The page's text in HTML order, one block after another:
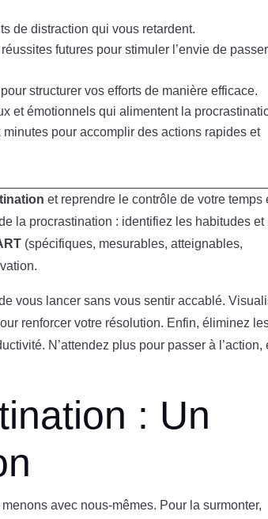
de distraction qui vous retardent.
futures pour stimuler l’envie de
structurer vos efforts de manière efficace.
et émotionnels qui alimentent la
pour accomplir des actions rapides et
et reprendre le contrôle de votre temps
la procrastination : identifiez les habitudes et
(spécifiques, mesurables, atteignables,
vous lancer sans vous sentir accablé.
renforcer votre résolution. Enfin, éliminez
N’attendez plus pour passer à l’action,
: Un
avec nous-mêmes. Pour la surmonter,